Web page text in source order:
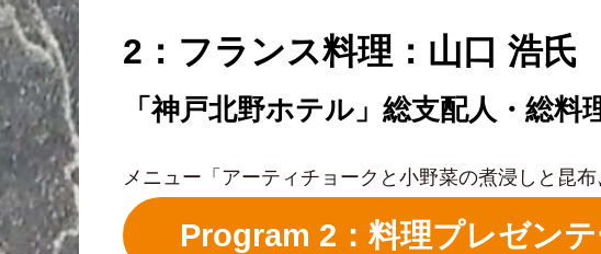
2：フランス料理：山口 浩氏
「神戸北野ホテル」総支配人・総料
メニュー「アーティチョークと小野菜の煮浸しと昆
Program 2：料理プレゼン